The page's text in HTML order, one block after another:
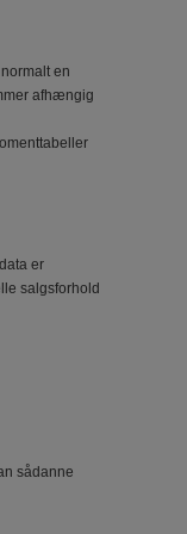
en
afhængig
er
salgsforhold
sådanne